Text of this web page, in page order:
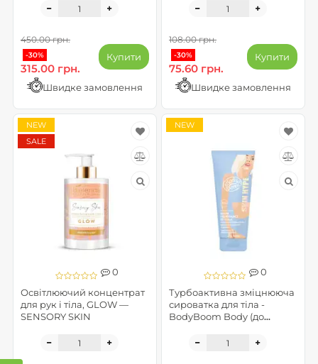
450.00 грн.
-30%
315.00 грн.
Купити
Швидке замовлення
108.00 грн.
-30%
75.60 грн.
Купити
Швидке замовлення
0
Освітлюючий концентрат
для рук і тіла, GLOW —
SENSORY SKIN
NEW
SALE
0
Турбоактивна зміцнююча
сироватка для тіла -
BodyBoom Body (до
NEW